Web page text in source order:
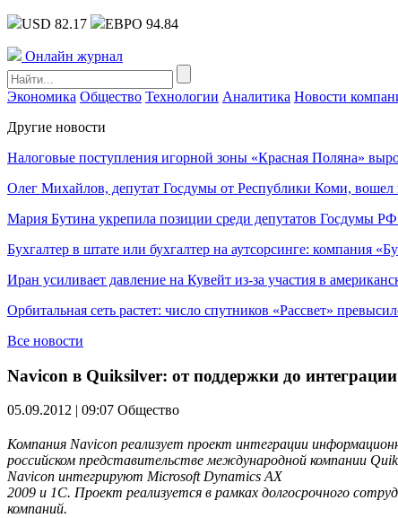
USD 82.17 ЕВРО 94.84
Онлайн журнал
Экономика Общество Технологии Аналитика Новости
Другие новости
Налоговые поступления игорной зоны «Красная Поляна»
Олег Михайлов, депутат Госдумы от Республики Коми, вошел
Мария Бутина укрепила позиции среди депутатов Госдумы
Бухгалтер в штате или бухгалтер на аутсорсинге: компания
Иран усиливает давление на Кувейт из-за участия в
Орбитальная сеть растет: число спутников «Рассвет»
Все новости
Navicon в Quiksilver: от поддержки до интеграции
05.09.2012 | 09:07 Общество
Компания Naviсon реализует проект интеграции
российском представительстве международной компании
Navicon интегрируют Microsoft Dynamics AX
2009 и 1С. Проект реализуется в рамках долгосрочного
компаний.